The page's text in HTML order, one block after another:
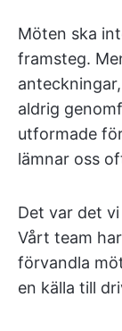
Möten ska
framsteg.
aldrig
utformade
lämnar oss
Det var det
Vårt team
förvandla
en källa till